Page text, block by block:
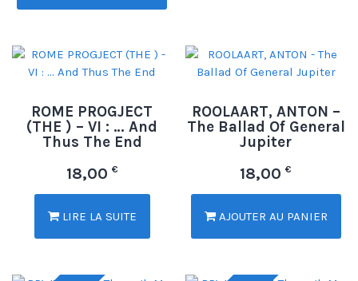
ROME PROGJECT
(THE ) – VI : … And
Thus The End
18,00 €
LIRE LA SUITE
ROOLAART, ANTON –
The Ballad Of General
Jupiter
18,00€
AJOUTER AU PANIER